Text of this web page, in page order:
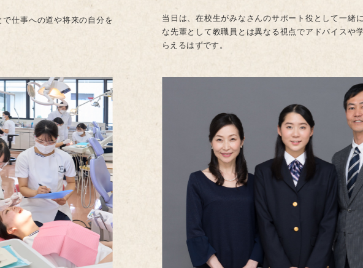
仕事への道や将来の自分を
当日は、在校生がみなさんのサポート役として一緒
な先輩として教職員とは異なる視点でアドバイスや
らえるはずです。